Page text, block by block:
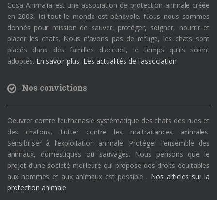
Cosa Animalia est une association de protection animale créée
en 2003. Ici tout le monde est bénévole. Nous nous sommes
donnés pour mission de sauver, protéger, soigner, nourrir et
placer les chats. Nous n'avons pas de refuge, les chats sont
placés dans des familles d'accueil, le temps qu'ils soient
adoptés. En savoir plus, Les actualités de l'association
Nos convictions
Oeuvrer contre l’euthanasie systématique des chats des rues et
des chatons. Lutter contre les maltraitances animales.
Sensibiliser à l’exploitation animale. Protéger l’ensemble des
animaux, domestiques ou sauvages. Nous pensons que le
projet d’une société meilleure qui propose des droits équitables
aux hommes et aux animaux est possible . Nos articles sur la
protection animale